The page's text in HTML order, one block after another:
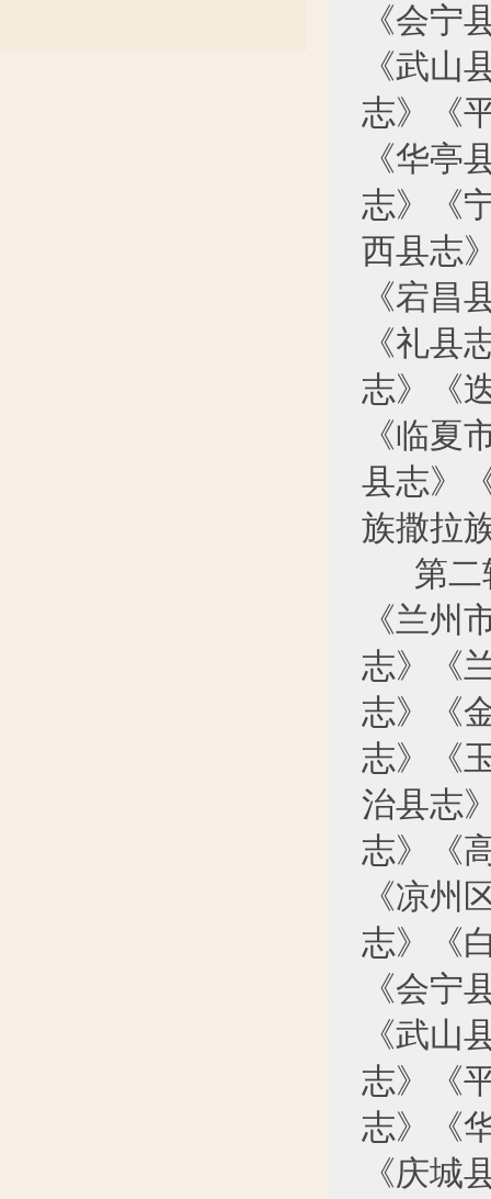
《会宁
《武山
志》《
《华亭
志》《
西县志
《宕昌
《礼县
志》《
《临夏
县志》
族撒拉
第二
《兰州
志》《
志》《
志》《
治县志
志》《
《凉州
志》《
《会宁
《武山
志》《
志》《
《庆城